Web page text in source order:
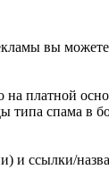
вы
платной
типа спама в
и ссылки/